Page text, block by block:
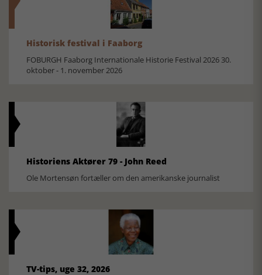
Historisk festival i Faaborg
FOBURGH Faaborg Internationale Historie Festival 2026 30.
oktober - 1. november 2026
Historiens Aktører 79 - John Reed
Ole Mortensøn fortæller om den amerikanske journalist
TV-tips, uge 32, 2026